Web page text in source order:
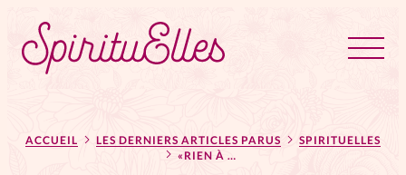
Tous les articles
Actus
ACCUEIL LES DERNIERS ARTICLES PARUS
SPIRITUELLES
«RIEN À AJOUTER», ANTYDOT’